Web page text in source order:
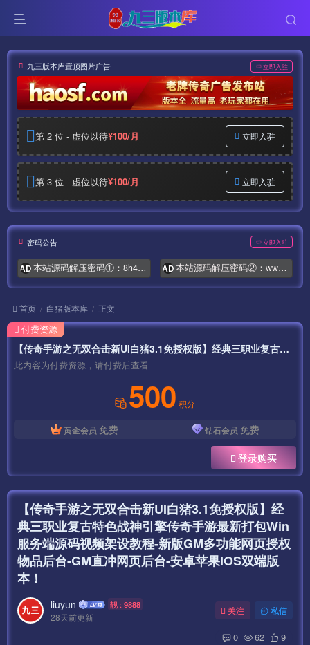
九三版本库置顶图片广告 立即入驻
第 2 位 - 虚位以待¥100/月 立即入驻
第 3 位 - 虚位以待¥100/月 立即入驻
密码公告 立即入驻
AD 本站源码解压密码①：8h4.com AD 本站源码解压密码②：www.syymw.com
首页 白猪版本库 正文
【传奇手游之无双合击新UI白猪3.1免授权版】经典三职业复古特色战神引擎传奇手游最新打包Win服务端源码视频架设教程-新版GM多功能网页授权物品后台-GM直冲网页后台-安卓苹果IOS双端版本！
此内容为付费资源，请付费后查看
500 积分
黄金会员 免费 钻石会员 免费
登录购买
付费资源
【传奇手游之无双合击新UI白猪3.1免授权版】经
典三职业复古特色战神引擎传奇手游最新打包Win
服务端源码视频架设教程-新版GM多功能网页授权
物品后台-GM直冲网页后台-安卓苹果IOS双端版
本！
liuyun 靓 : 9888
28天前更新
关注 私信
0 62 9